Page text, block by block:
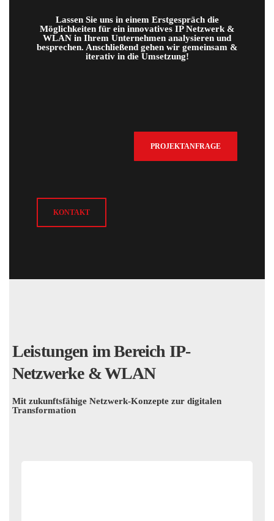
Lassen Sie uns in einem Erstgespräch die
Möglichkeiten für ein innovatives IP Netzwerk &
WLAN in Ihrem Unternehmen analysieren und
besprechen. Anschließend gehen wir gemeinsam &
iterativ in die Umsetzung!
PROJEKTANFRAGE
KONTAKT
Leistungen im Bereich IP-
Netzwerke & WLAN
Mit zukunftsfähige Netzwerk-Konzepte zur digitalen
Transformation